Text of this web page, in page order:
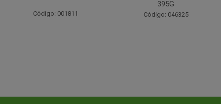
Código: 046325 Código: 037442